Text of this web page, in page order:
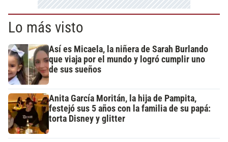
Lo más visto
Así es Micaela, la niñera de Sarah Burlando
que viaja por el mundo y logró cumplir uno
de sus sueños
Anita García Moritán, la hija de Pampita,
festejó sus 5 años con la familia de su papá:
torta Disney y glitter